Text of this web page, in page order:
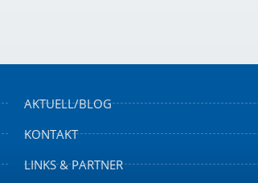
AKTUELL/BLOG
KONTAKT
LINKS & PARTNER